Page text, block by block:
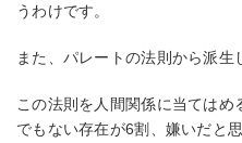
うわけです。
また、パレートの法則から派生
この法則を人間関係に当ては
でもない存在が6割、嫌いだと